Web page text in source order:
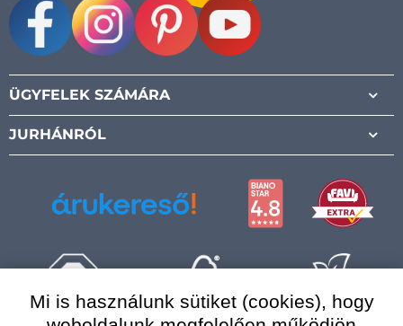
ÜGYFELEK SZÁMÁRA
JURHÁNRÓL
Mi is használunk sütiket (cookies), hogy